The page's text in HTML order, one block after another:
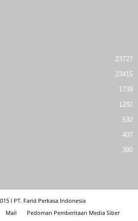
23727
23415
1739
1282
532
407
390
l PT. Farid Perkasa Indonesia
Mail Pedoman Pemberitaan Media Siber